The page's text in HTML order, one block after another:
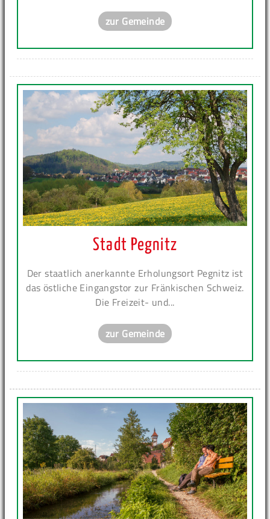
zur Gemeinde
Stadt Pegnitz
Der staatlich anerkannte Erholungsort Pegnitz ist
das östliche Eingangstor zur Fränkischen Schweiz.
Die Freizeit- und...
zur Gemeinde